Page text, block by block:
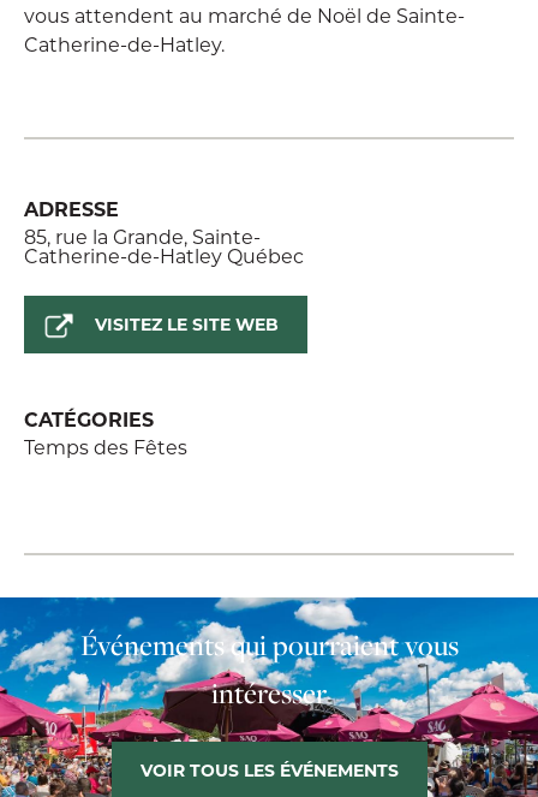
vous attendent au marché de Noël de Sainte-
Catherine-de-Hatley.
ADRESSE
85, rue la Grande, Sainte-
Catherine-de-Hatley Québec
VISITEZ LE SITE WEB
CATÉGORIES
Temps des Fêtes
Événements qui pourraient vous
intéresser
VOIR TOUS LES ÉVÉNEMENTS